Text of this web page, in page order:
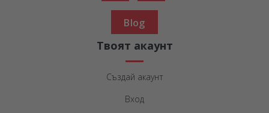
Blog
Твоят акаунт
Създай акаунт
Вход